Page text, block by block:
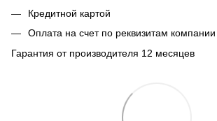
Кредитной картой
Оплата на счет по реквизитам компании
Гарантия от производителя 12 месяцев